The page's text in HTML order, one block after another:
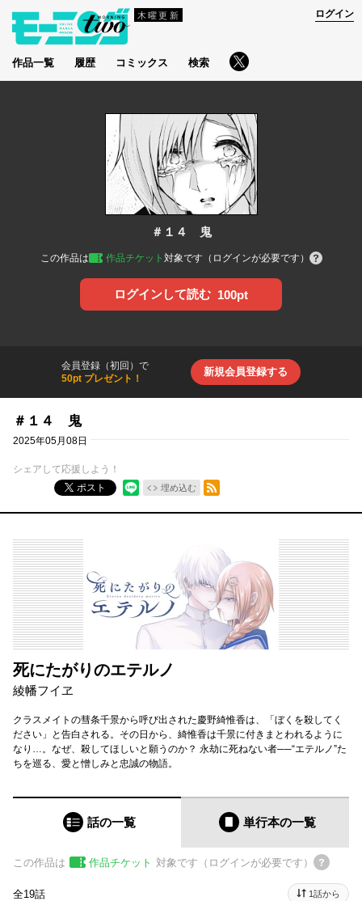
木曜更新
作品一覧 履歴 コミックス 検索
ログイン
＃１４ 鬼
この作品は 作品チケット 対象です（ログインが必要です）
ログインして読む 100pt
会員登録（初回）で
50pt プレゼント！
新規会員登録する
＃１４ 鬼
2025年05月08日
シェアして応援しよう！
ポスト
埋め込む
RSSフィード
死にたがりのエテルノ
綾幡フイヱ
クラスメイトの彗条千景から呼び出された慶野綺惟香は、「ぼくを殺してく
ださい」と告白される。その日から、綺惟香は千景に付きまとわれるように
なり…。なぜ、殺してほしいと願うのか？ 永劫に死ねない者──“エテルノ”た
ちを巡る、愛と憎しみと忠誠の物語。
話の一覧 単行本の一覧
この作品は 作品チケット 対象です（ログインが必要です）
全19話 1話から